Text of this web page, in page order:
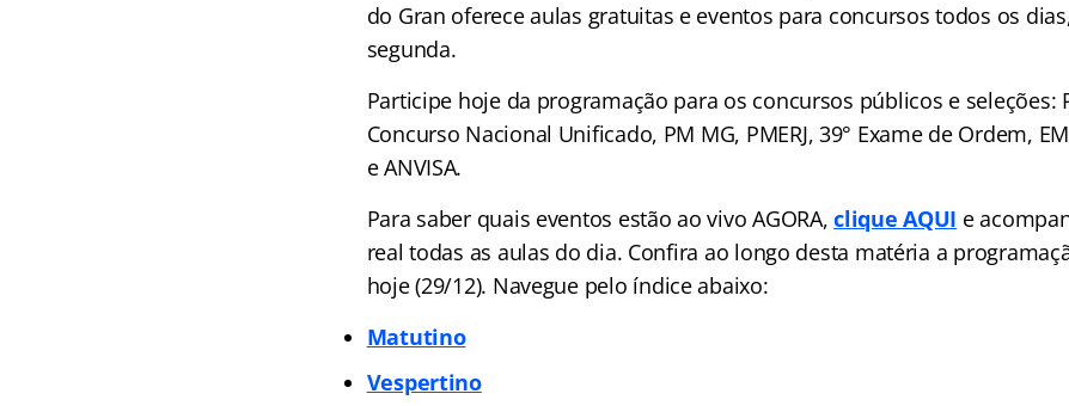
do Gran oferece aulas gratuitas e eventos para concursos todos os
segunda.
Participe hoje da programação para os concursos públicos e seleções:
Concurso Nacional Unificado, PM MG, PMERJ, 39° Exame de Ordem,
e ANVISA.
Para saber quais eventos estão ao vivo AGORA,clique AQUI e
real todas as aulas do dia. Confira ao longo desta matéria a
hoje (29/12). Navegue pelo índiceabaixo:
Matutino
Vespertino